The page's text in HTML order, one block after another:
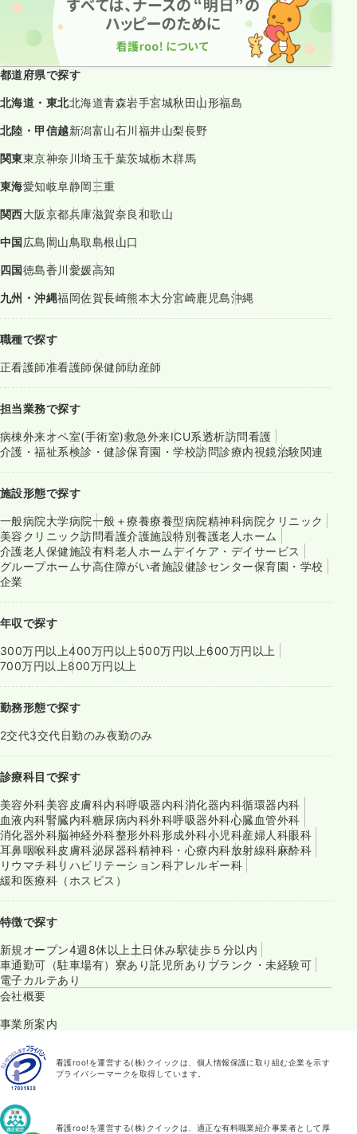
都道府県で探す
北海道・東北北海道青森岩手宮城秋田山形福島
北陸・甲信越新潟富山石川福井山梨長野
関東東京神奈川埼玉千葉茨城栃木群馬
東海愛知岐阜静岡三重
関西大阪京都兵庫滋賀奈良和歌山
中国広島岡山鳥取島根山口
四国徳島香川愛媛高知
九州・沖縄福岡佐賀長崎熊本大分宮崎鹿児島沖縄
職種で探す
正看護師准看護師保健師助産師
担当業務で探す
病棟外来オペ室(手術室)救急外来ICU系透析訪問看護
介護・福祉系検診・健診保育園・学校訪問診療内視鏡治験関連
施設形態で探す
一般病院大学病院一般＋療養療養型病院精神科病院クリニック
美容クリニック訪問看護介護施設特別養護老人ホーム
介護老人保健施設有料老人ホームデイケア・デイサービス
グループホームサ高住障がい者施設健診センター保育園・学校
企業
年収で探す
300万円以上400万円以上 500万円以上600万円以上
700万円以上800万円以上
勤務形態で探す
2交代3交代日勤のみ夜勤のみ
診療科目で探す
美容外科美容皮膚科内科呼吸器内科消化器内科循環器内科
血液内科腎臓内科糖尿病内科外科呼吸器外科心臓血管外科
消化器外科脳神経外科整形外科形成外科小児科産婦人科眼科
耳鼻咽喉科皮膚科泌尿器科精神科・心療内科放射線科麻酔科
リウマチ科リハビリテーション科アレルギー科
緩和医療科（ホスピス）
特徴で探す
新規オープン4週8休以上 土日休み駅徒歩５分以内
車通勤可（駐車場有） 寮あり託児所あり ブランク・未経験可
電子カルテあり
会社概要
事業所案内
看護roo!を運営する(株)クイックは、個人情報保護に取り組む企業を示す
プライバシーマークを取得しています。
看護roo!を運営する(株)クイックは、適正な有料職業紹介事業者として厚